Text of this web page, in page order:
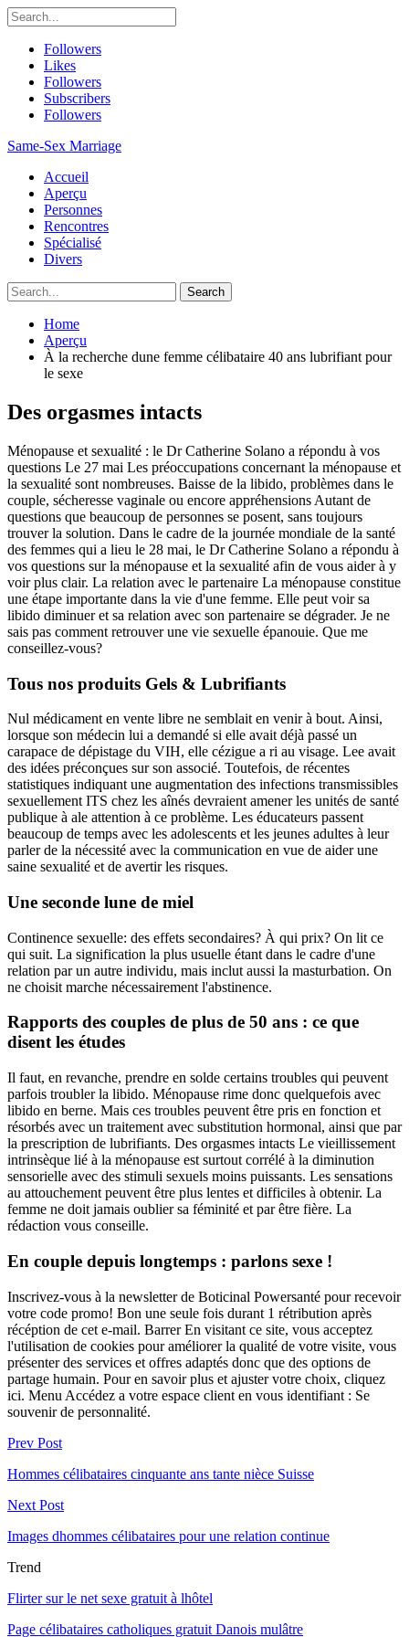
Followers
Likes
Followers
Subscribers
Followers
Same-Sex Marriage
Accueil
Aperçu
Personnes
Rencontres
Spécialisé
Divers
Home
Aperçu
À la recherche dune femme célibataire 40 ans lubrifiant pour
le sexe
Des orgasmes intacts
Ménopause et sexualité : le Dr Catherine Solano a répondu à vos
questions Le 27 mai Les préoccupations concernant la ménopause et
la sexualité sont nombreuses. Baisse de la libido, problèmes dans le
couple, sécheresse vaginale ou encore appréhensions Autant de
questions que beaucoup de personnes se posent, sans toujours
trouver la solution. Dans le cadre de la journée mondiale de la santé
des femmes qui a lieu le 28 mai, le Dr Catherine Solano a répondu à
vos questions sur la ménopause et la sexualité afin de vous aider à y
voir plus clair. La relation avec le partenaire La ménopause constitue
une étape importante dans la vie d'une femme. Elle peut voir sa
libido diminuer et sa relation avec son partenaire se dégrader. Je ne
sais pas comment retrouver une vie sexuelle épanouie. Que me
conseillez-vous?
Tous nos produits Gels & Lubrifiants
Nul médicament en vente libre ne semblait en venir à bout. Ainsi,
lorsque son médecin lui a demandé si elle avait déjà passé un
carapace de dépistage du VIH, elle cézigue a ri au visage. Lee avait
des idées préconçues sur son associé. Toutefois, de récentes
statistiques indiquant une augmentation des infections transmissibles
sexuellement ITS chez les aînés devraient amener les unités de santé
publique à ale attention à ce problème. Les éducateurs passent
beaucoup de temps avec les adolescents et les jeunes adultes à leur
parler de la nécessité avec la communication en vue de aider une
saine sexualité et de avertir les risques.
Une seconde lune de miel
Continence sexuelle: des effets secondaires? À qui prix? On lit ce
qui suit. La signification la plus usuelle étant dans le cadre d'une
relation par un autre individu, mais inclut aussi la masturbation. On
ne choisit marche nécessairement l'abstinence.
Rapports des couples de plus de 50 ans : ce que
disent les études
Il faut, en revanche, prendre en solde certains troubles qui peuvent
parfois troubler la libido. Ménopause rime donc quelquefois avec
libido en berne. Mais ces troubles peuvent être pris en fonction et
résorbés avec un traitement avec substitution hormonal, ainsi que par
la prescription de lubrifiants. Des orgasmes intacts Le vieillissement
intrinsèque lié à la ménopause est surtout corrélé à la diminution
sensorielle avec des stimuli sexuels moins puissants. Les sensations
au attouchement peuvent être plus lentes et difficiles à obtenir. La
femme ne doit jamais oublier sa féminité et par être fière. La
rédaction vous conseille.
En couple depuis longtemps : parlons sexe !
Inscrivez-vous à la newsletter de Boticinal Powersanté pour recevoir
votre code promo! Bon une seule fois durant 1 rétribution après
récéption de cet e-mail. Barrer En visitant ce site, vous acceptez
l'utilisation de cookies pour améliorer la qualité de votre visite, vous
présenter des services et offres adaptés donc que des options de
partage humain. Pour en savoir plus et ajuster votre choix, cliquez
ici. Menu Accédez a votre espace client en vous identifiant : Se
souvenir de personnalité.
Prev Post
Hommes célibataires cinquante ans tante nièce Suisse
Next Post
Images dhommes célibataires pour une relation continue
Trend
Flirter sur le net sexe gratuit à lhôtel
Page célibataires catholiques gratuit Danois mulâtre